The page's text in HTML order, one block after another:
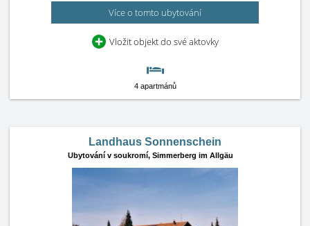
Více o tomto ubytování
Vložit objekt do své aktovky
4 apartmánů
Landhaus Sonnenschein
Ubytování v soukromí, Simmerberg im Allgäu